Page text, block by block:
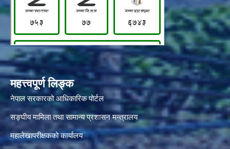
महत्त्वपूर्ण लिङ्क
नेपाल सरकारको आधिकारिक पोर्टल
सङ्‍घीय मामिला तथा सामान्य प्रशासन मन्त्रालय
महालेखापरीक्षकको कार्यालय